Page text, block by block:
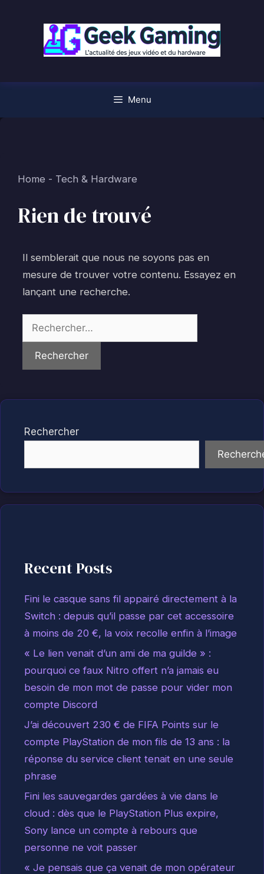
Menu
Home - Tech & Hardware
Rien de trouvé
Il semblerait que nous ne soyons pas en
mesure de trouver votre contenu. Essayez en
lançant une recherche.
Rechercher :
Rechercher
Recent Posts
Fini le casque sans fil appairé directement à la
Switch : depuis qu’il passe par cet accessoire
à moins de 20 €, la voix recolle enfin à l’image
« Le lien venait d’un ami de ma guilde » :
pourquoi ce faux Nitro offert n’a jamais eu
besoin de mon mot de passe pour vider mon
compte Discord
J’ai découvert 230 € de FIFA Points sur le
compte PlayStation de mon fils de 13 ans : la
réponse du service client tenait en une seule
phrase
Fini les sauvegardes gardées à vie dans le
cloud : dès que le PlayStation Plus expire,
Sony lance un compte à rebours que
personne ne voit passer
« Je pensais que ça venait de mon opérateur